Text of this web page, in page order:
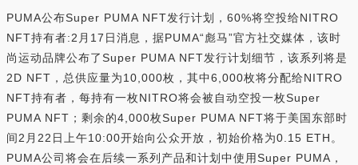
PUMA公布Super PUMA NFT发行计划，60%将空投给NITRO
NFT持有者:2月17日消息，据PUMA“彪马”官方社交媒体，该时
尚运动品牌公布了Super PUMA NFT发行计划细节，该系列将是
2D NFT，总供应量为10,000枚，其中6,000枚将分配给NITRO
NFT持有者，每持有一枚NITRO将会被自动空投一枚Super
PUMA NFT；剩余的4,000枚Super PUMA NFT将于美国东部时
间2月22日上午10:00开始向公众开放，初始价格为0.15 ETH。
PUMA公司将会在后续一系列产品和计划中使用Super PUMA，